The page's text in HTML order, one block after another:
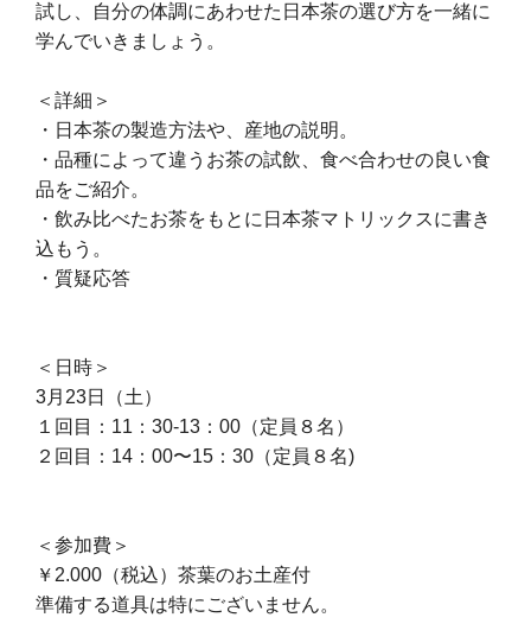
試し、自分の体調にあわせた日本茶の選び方を一緒に
学んでいきましょう。
＜詳細＞
・日本茶の製造方法や、産地の説明。
・品種によって違うお茶の試飲、食べ合わせの良い食
品をご紹介。
・飲み比べたお茶をもとに日本茶マトリックスに書き
込もう。
・質疑応答
＜日時＞
3月23日（土）
１回目：11：30-13：00（定員８名）
２回目：14：00〜15：30（定員８名)
＜参加費＞
￥2.000（税込）茶葉のお土産付
準備する道具は特にございません。